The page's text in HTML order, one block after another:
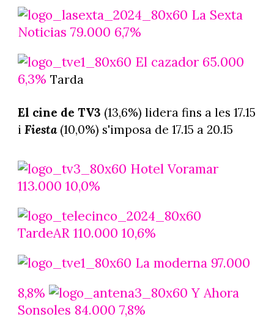
La Sexta
Noticias 79.000 6,7%
El cazador 65.000
6,3% Tarda
El cine de TV3 (13,6%) lidera fins a les 17.15
i Fiesta(10,0%) s'imposa de 17.15 a 20.15
Hotel Voramar
113.000 10,0%
TardeAR 110.000 10,6%
La moderna 97.000
8,8%
Y Ahora
Sonsoles 84.000 7,8%